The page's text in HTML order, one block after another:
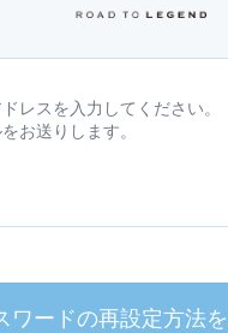
レスを入力してください。
お送りします。
ワードの再設定方法